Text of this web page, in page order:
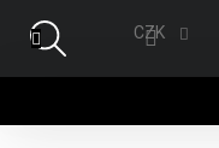
CZK